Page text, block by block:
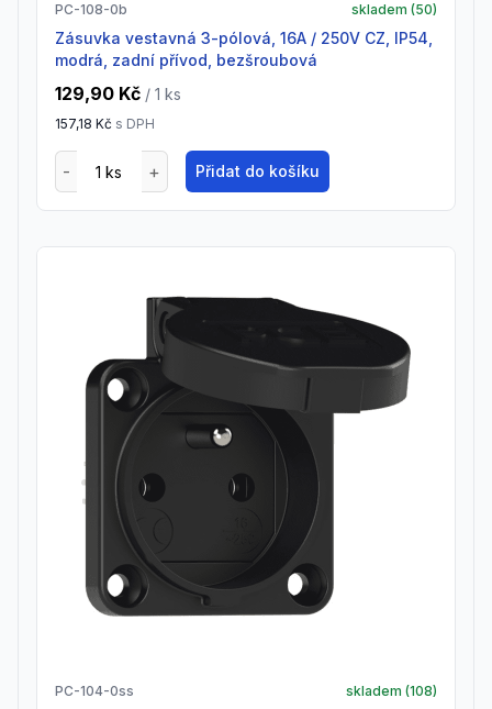
PC-108-0b skladem (50)
zásuvka vestavná 3-pólová, 16A / 250V CZ, IP54,
modrá, zadní přívod, bezšroubová
129,90 Kč / 1 ks
157,18 Kč s DPH
Přidat do košíku
PC-104-0ss skladem (108)